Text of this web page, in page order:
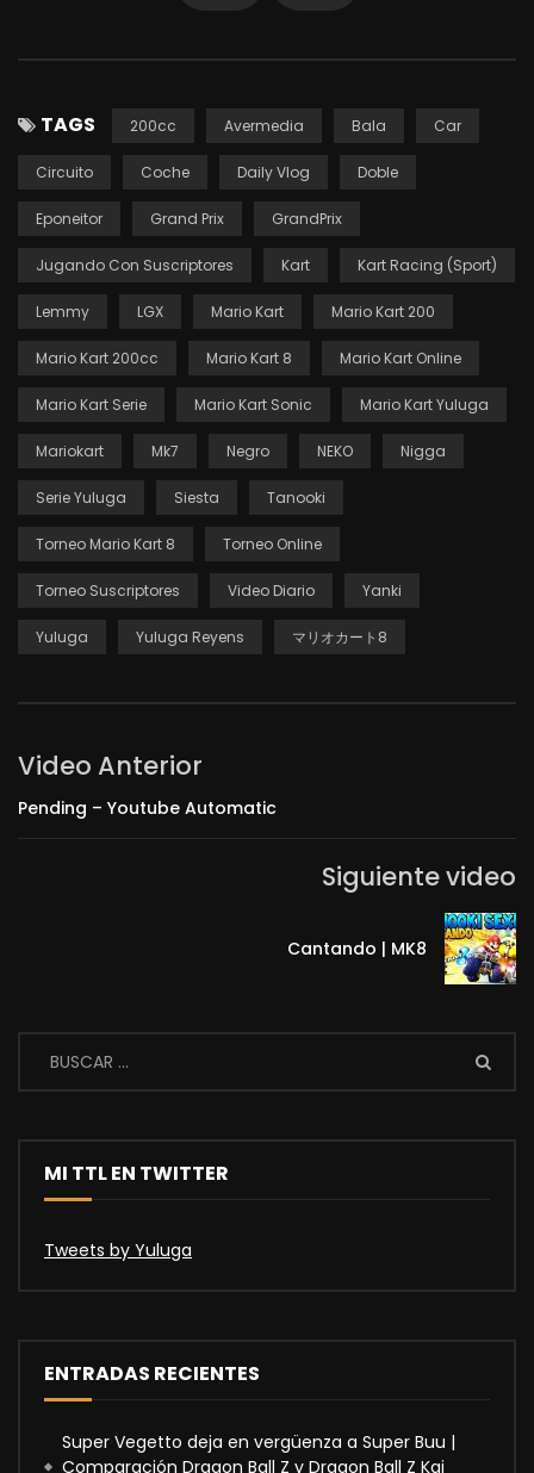
TAGS 200cc Avermedia Bala Car
Circuito Coche Daily Vlog Doble
Eponeitor Grand Prix GrandPrix
Jugando Con Suscriptores Kart Kart Racing (Sport)
Lemmy LGX Mario Kart Mario Kart 200
Mario Kart 200cc Mario Kart 8 Mario Kart Online
Mario Kart Serie Mario Kart Sonic Mario Kart Yuluga
Mariokart Mk7 Negro NEKO Nigga
Serie Yuluga Siesta Tanooki
Torneo Mario Kart 8 Torneo Online
Torneo Suscriptores Video Diario Yanki
Yuluga Yuluga Reyens マリオカート8
Video Anterior
Pending – Youtube Automatic
Siguiente video
Cantando | MK8
MI TTL EN TWITTER
Tweets by Yuluga
ENTRADAS RECIENTES
Super Vegetto deja en vergüenza a Super Buu |
Comparación Dragon Ball Z y Dragon Ball Z Kai